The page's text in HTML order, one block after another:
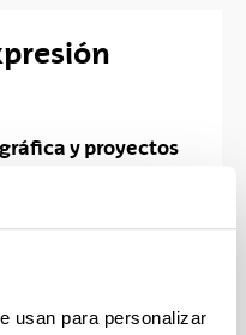
usan para personalizar
y proyectos
de varias
el cual pueden